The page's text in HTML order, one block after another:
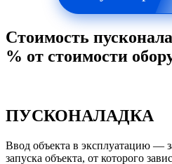
Стоимость
% от стоимости
ПУСКОНАЛАДКА
Ввод объекта в эксплуатацию —
запуска объекта, от которого